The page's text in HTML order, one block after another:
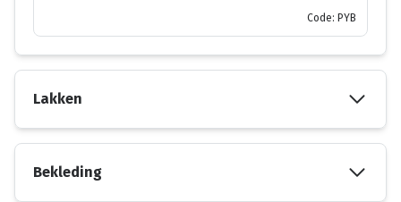
Code: PYB
Lakken
Bekleding